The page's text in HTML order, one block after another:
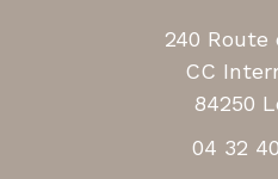
240 Route
CC
84250
04 32